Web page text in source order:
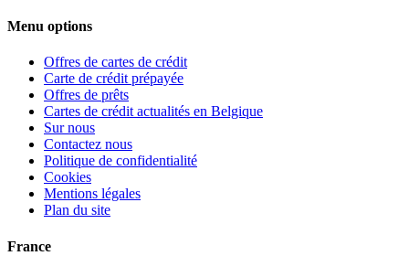
Menu options
Offres de cartes de crédit
Carte de crédit prépayée
Offres de prêts
Cartes de crédit actualités en Belgique
Sur nous
Contactez nous
Politique de confidentialité
Cookies
Mentions légales
Plan du site
France